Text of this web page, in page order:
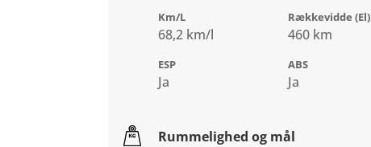
Km/L
68,2 km/l
Rækkevidde (El)
460 km
ESP
Ja
ABS
Ja
Rummelighed og mål